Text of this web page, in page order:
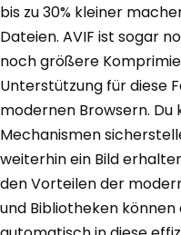
bis zu 30% kleiner
Dateien. AVIF ist sogar
noch größere
Unterstützung für diese
modernen Browsern.
Mechanismen
weiterhin ein Bild
den Vorteilen der
und Bibliotheken können